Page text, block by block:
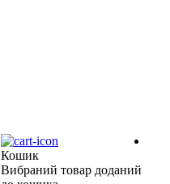
Кошик
Вибраний товар доданий